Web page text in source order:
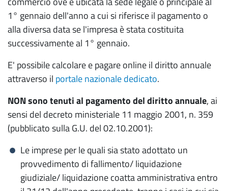
Servizi di orientamento al lavoro e alle
professioni
Mediazione e conciliazione
Conciliazione
Mediazione
Arbitrato
Composizione Negoziata Crisi d'impresa
Organismo di composizione da crisi da
1° gennaio dell'anno a cui si riferisce il pagamento o
alla diversa data se l'impresa è stata costituita
successivamente al 1° gennaio.
E' possibile calcolare e pagare online il diritto annuale
attraverso il portale nazionale dedicato.
NON sono tenuti al pagamento del diritto annuale, ai
sensi del decreto ministeriale 11 maggio 2001, n. 359
(pubblicato sulla G.U. del 02.10.2001):
Le imprese per le quali sia stato adottato un
provvedimento di fallimento/ liquidazione
giudiziale/ liquidazione coatta amministrativa entro